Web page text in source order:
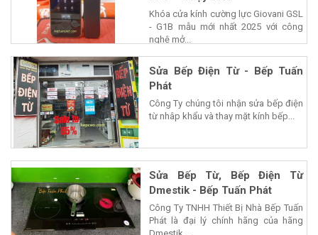
Khóa cửa kính cường lực Giovani GSL
- G1B mẫu mới nhất 2025 với công
nghệ mở...
Sửa Bếp Điện Từ - Bếp Tuấn
Phát
Công Ty chúng tôi nhận sửa bếp điện
từ nhâp khẩu và thay mặt kính bếp...
Sửa Bếp Từ, Bếp Điện Từ
Dmestik - Bếp Tuấn Phát
Công Ty TNHH Thiết Bị Nhà Bếp Tuấn
Phát là đại lý chính hãng của hãng